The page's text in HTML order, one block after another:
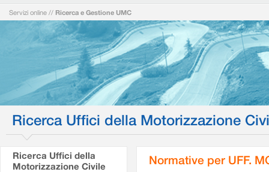
Servizi online // Ricerca e Gestione UMC
Ricerca Uffici della Motorizzazione
Ricerca Uffici della
Motorizzazione Civile
Normative per UFF.